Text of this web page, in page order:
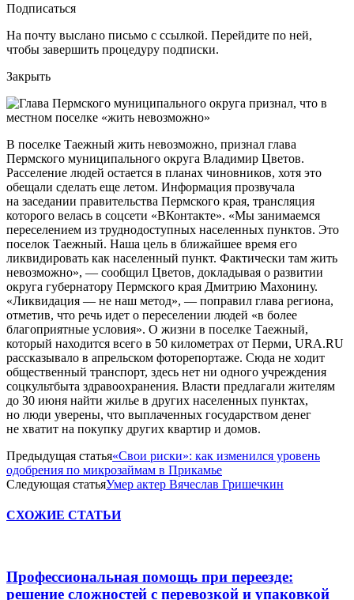
Подписаться
На почту выслано письмо с ссылкой. Перейдите по ней,
чтобы завершить процедуру подписки.
Закрыть
В поселке Таежный жить невозможно, признал глава
Пермского муниципального округа Владимир Цветов.
Расселение людей остается в планах чиновников, хотя это
обещали сделать еще летом. Информация прозвучала
на заседании правительства Пермского края, трансляция
которого велась в соцсети «ВКонтакте». «Мы занимаемся
переселением из труднодоступных населенных пунктов. Это
поселок Таежный. Наша цель в ближайшее время его
ликвидировать как населенный пункт. Фактически там жить
невозможно», — сообщил Цветов, докладывая о развитии
округа губернатору Пермского края Дмитрию Махонину.
«Ликвидация — не наш метод», — поправил глава региона,
отметив, что речь идет о переселении людей «в более
благоприятные условия». О жизни в поселке Таежный,
который находится всего в 50 километрах от Перми, URA.RU
рассказывало в апрельском фоторепортаже. Сюда не ходит
общественный транспорт, здесь нет ни одного учреждения
соцкультбыта здравоохранения. Власти предлагали жителям
до 30 июня найти жилье в других населенных пунктах,
но люди уверены, что выплаченных государством денег
не хватит на покупку других квартир и домов.
Предыдущая статья«Свои риски»: как изменился уровень
одобрения по микрозаймам в Прикамье
Следующая статьяУмер актер Вячеслав Гришечкин
СХОЖИЕ СТАТЬИ
Профессиональная помощь при переезде:
решение сложностей с перевозкой и упаковкой